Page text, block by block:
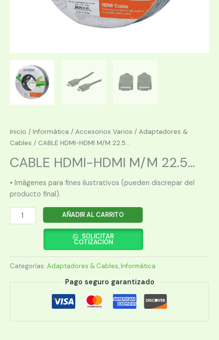
Inicio / Informática / Accesorios Varios / Adaptadores &
Cables / CABLE HDMI-HDMI M/M 22.5...
CABLE HDMI-HDMI M/M 22.5...
• Imágenes para fines ilustrativos (pueden discrepar del
producto final).
CABLE
HDMI-
22.5M
MANHATTAN
AÑADIR AL CARRITO
SOLICITAR
COTIZACIÓN
Categorías: Adaptadores & Cables,Informática
Pago seguro garantizado